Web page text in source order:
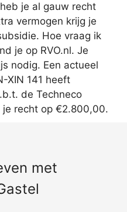
je al gauw recht
vermogen krijg je
Hoe vraag ik
je op RVO.nl. Je
nodig. Een actueel
XIN 141 heeft
de Techneco
je recht op €2.800,00.
met